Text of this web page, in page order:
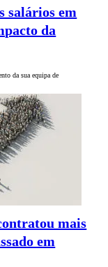
salários em
da
da sua equipa de
mais
em